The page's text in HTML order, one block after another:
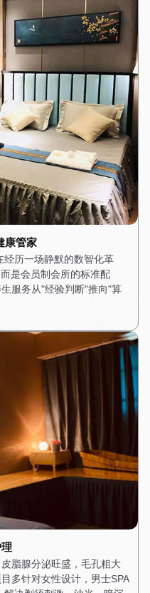
康管家
历一场静默的数智化革
是会员制会所的标准配
服务从"经验判断"推向"算
脂腺分泌旺盛，毛孔粗大
多针对女性设计，男士SPA